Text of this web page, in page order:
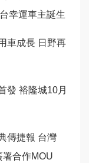
幸運車主誕生
車成長 日野再
發 裕隆城10月
傳捷報 台灣
署合作MOU